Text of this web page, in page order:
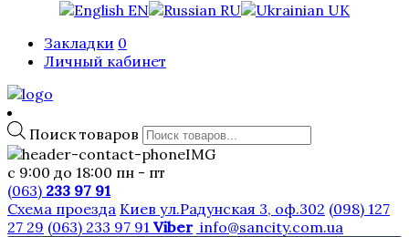
EN
RU
UK
Закладки 0
Личный кабинет
Поиск товаров
с 9:00 до 18:00 пн - пт
(063) 233 97 91
Схема проезда Киев ул.Радунская 3, оф.302 (098) 127
27 29 (063) 233 97 91 Viber info@sancity.com.ua